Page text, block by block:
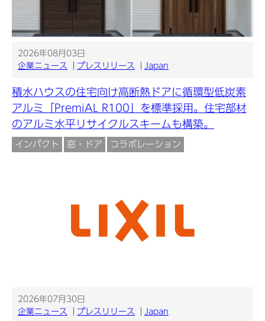
2026年08月03日
企業ニュース
プレスリリース Japan
積水ハウスの住宅向け高断熱ドアに循環型低炭素
アルミ「PremiAL R100」を標準採用。住宅部材
のアルミ水平リサイクルスキームも構築。
インパクト 窓・ドア コラボレーション
2026年07月30日
企業ニュース
プレスリリース Japan